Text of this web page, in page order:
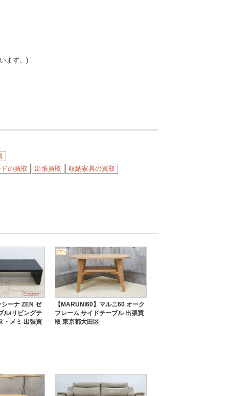
ます。)
の買取 出張買取
収納家具の買取
シーナ ZEN ゼ
ル/リビングテ
・メミ 出張買
【MARUNI60】マルニ60 オーク
フレーム サイドテーブル 出張買
取 東京都大田区